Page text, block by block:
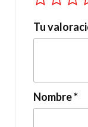
Tu
Nombre*